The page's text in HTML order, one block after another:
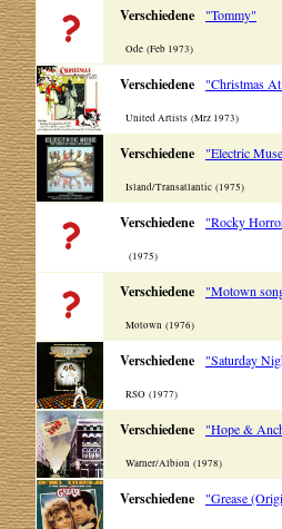
Verschiedene "Tommy"
Ode (Feb 1973)
Verschiedene "Christmas
United Artists (Mrz 1973)
Verschiedene "Electric
Island/Transatlantic (1975)
Verschiedene "Rocky
(1975)
Verschiedene "Motown
Motown (1976)
Verschiedene "Saturday
RSO (1977)
Verschiedene "Hope &
Warner/Albion (1978)
Verschiedene "Grease